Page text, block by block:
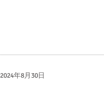
2024年8月30日